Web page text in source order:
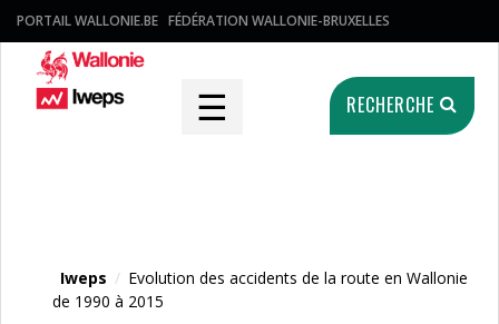
PORTAIL WALLONIE.BE FÉDÉRATION WALLONIE-BRUXELLES
☰ RECHERCHE
Iweps / Evolution des accidents de la route en Wallonie
de 1990 à 2015